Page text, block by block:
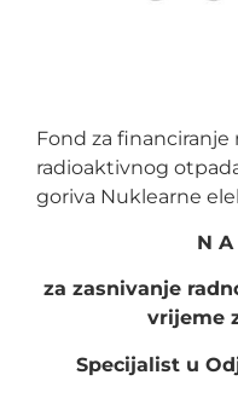
Fond za financiranje
radioaktivnog
goriva Nuklearne
N A
za zasnivanje
vrijeme
Specijalist u